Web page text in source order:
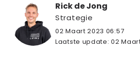
Rick de Jong
Strategie
02 Maart 2023 06:57
Laatste update:02